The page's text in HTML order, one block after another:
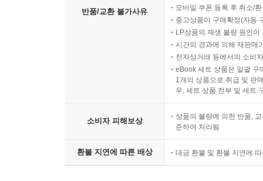
반품/교환 불가사유
모바일 쿠폰 등록 후 취소/
중고상품이 구매확정(자동
LP상품의 재생 불량 원인
시간의 경과에 의해 재판매
전자상거래 등에서의 소비
eBook 세트 상품은 일괄 구
1개의 상품으로 취급 및 판
우, 세트 상품 전부 및 세트
소비자 피해보상
상품의 불량에 의한 반품,
준하여 처리됨
환불 지연에 따른 배상 대금 환불 및 환불 지연에